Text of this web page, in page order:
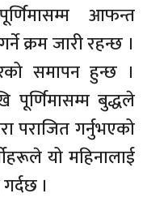
आफन्त
क्रम जारी रहन्छ ।
समापन हुन्छ ।
पूर्णिमासम्म बुद्धले
पराजित गर्नुभएको
यो महिनालाई
।